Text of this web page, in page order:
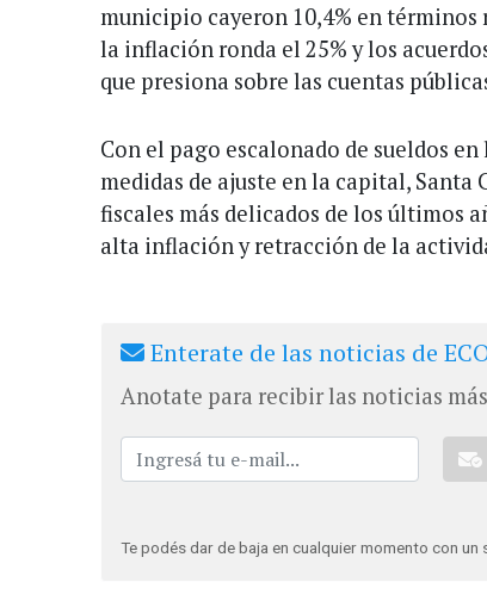
municipio cayeron 10,4% en términos
la inflación ronda el 25% y los
que presiona sobre las cuentas
Con el pago escalonado de sueldos
medidas de ajuste en la capital, Santa
fiscales más delicados de los últimos
alta inflación y retracción de la
Enterate de las noticias de
Anotate para recibir las noticias
Te podés dar de baja en cualquier momento con un